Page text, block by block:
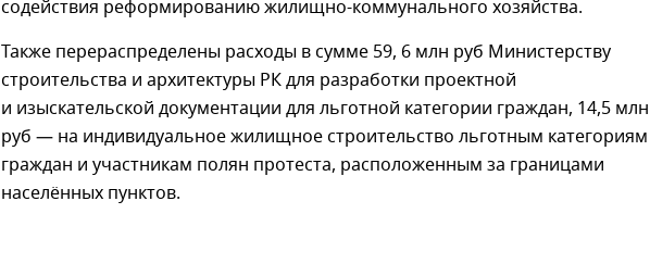
содействия реформированию жилищно-коммунального хозяйства.
Также перераспределены расходы в сумме 59, 6 млн руб Министерству
строительства и архитектуры РК для разработки проектной
и изыскательской документации для льготной категории граждан, 14,5 млн
руб — на индивидуальное жилищное строительство льготным категориям
граждан и участникам полян протеста, расположенным за границами
населённых пунктов.